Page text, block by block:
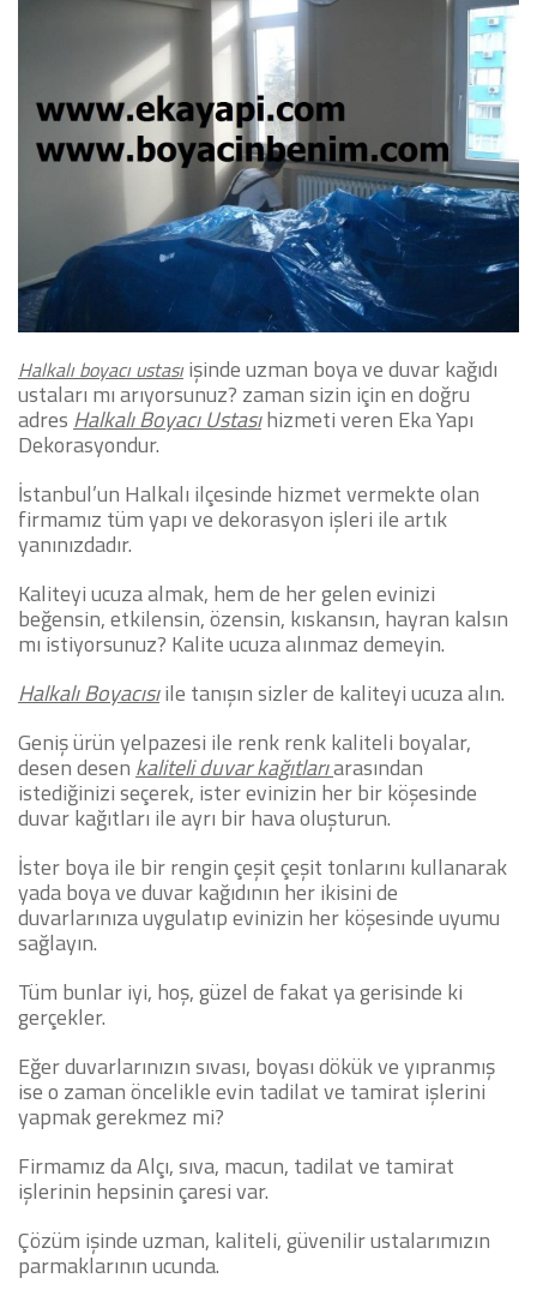
Halkalı boyacı ustasıişinde uzman boya ve duvar kağıdı
ustaları mı arıyorsunuz? zaman sizin için en doğru
adres Halkalı Boyacı Ustasıhizmeti veren Eka Yapı
Dekorasyondur.
İstanbul’un Halkalı ilçesinde hizmet vermekte olan
firmamız tüm yapı ve dekorasyon işleri ile artık
yanınızdadır.
Kaliteyi ucuza almak, hem de her gelen evinizi
beğensin, etkilensin, özensin, kıskansın, hayran kalsın
mı istiyorsunuz? Kalite ucuza alınmaz demeyin.
Halkalı Boyacısıile tanışın sizler de kaliteyi ucuza alın.
Geniş ürün yelpazesi ile renk renk kaliteli boyalar,
desen desen kaliteli duvar kağıtlarıarasından
istediğinizi seçerek, ister evinizin her bir köşesinde
duvar kağıtları ile ayrı bir hava oluşturun.
İster boya ile bir rengin çeşit çeşit tonlarını kullanarak
yada boya ve duvar kağıdının her ikisini de
duvarlarınıza uygulatıp evinizin her köşesinde uyumu
sağlayın.
Tüm bunlar iyi, hoş, güzel de fakat ya gerisinde ki
gerçekler.
Eğer duvarlarınızın sıvası, boyası dökük ve yıpranmış
ise o zaman öncelikle evin tadilat ve tamirat işlerini
yapmak gerekmez mi?
Firmamız da Alçı, sıva, macun, tadilat ve tamirat
işlerinin hepsinin çaresi var.
Çözüm işinde uzman, kaliteli, güvenilir ustalarımızın
parmaklarının ucunda.